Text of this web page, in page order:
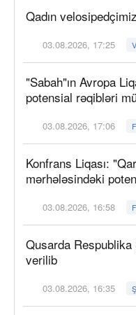
Qadın
03.08.2026, 17:25
"Sabah"ın Avropa
potensial rəqibləri
03.08.2026, 17:06
Konfrans Liqası:
mərhələsindəki
03.08.2026, 16:58
Qusarda
verilib
03.08.2026, 16:35